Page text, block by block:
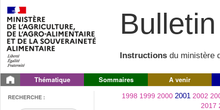
Instructions du ministère
Thématique Sommaires A venir
RECHERCHE : 1998 1999 2000 2001 2002
2017